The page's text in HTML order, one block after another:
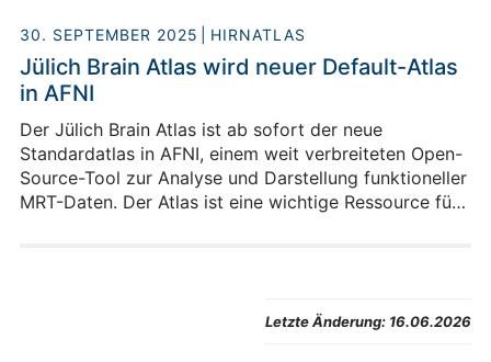
menschlichen Austauschs radikal verändern.
30. SEPTEMBER 2025 HIRNATLAS
Jülich Brain Atlas wird neuer Default-Atlas
in AFNI
Der Jülich Brain Atlas ist ab sofort der neue
Standardatlas in AFNI, einem weit verbreiteten Open-
Source-Tool zur Analyse und Darstellung funktioneller
MRT-Daten. Der Atlas ist eine wichtige Ressource für
Letzte Änderung: 16.06.2026